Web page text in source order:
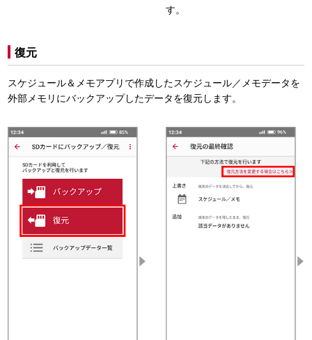
す。
復元
スケジュール＆メモアプリで作成したスケジュール／メモデータを
外部メモリにバックアップしたデータを復元します。